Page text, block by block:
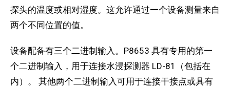
探头的温度或相对湿度。这允许通过一个设备测量来自
两个不同位置的值。
设备配备有三个二进制输入。P8653 具有专用的第一
个二进制输入，用于连接水浸探测器 LD-81（包括在
内）。 其他两个二进制输入可用于连接干接点或具有